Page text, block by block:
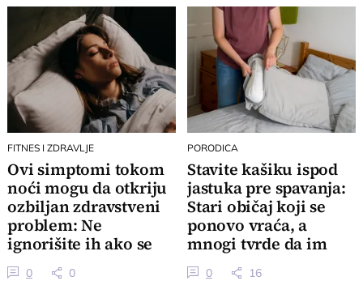
FITNES I ZDRAVLJE
Ovi simptomi tokom
noći mogu da otkriju
ozbiljan zdravstveni
problem: Ne
ignorišite ih ako se
često ponavljaju
0 0
PORODICA
Stavite kašiku ispod
jastuka pre spavanja:
Stari običaj koji se
ponovo vraća, a
mnogi tvrde da im
pomaže
0 16